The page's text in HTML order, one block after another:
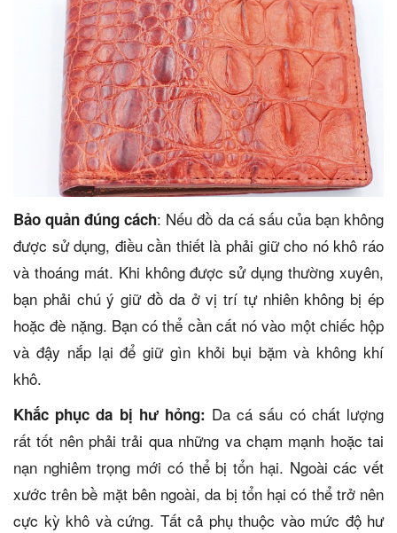
Bảo quản đúng cách: Nếu đồ da cá sấu của bạn không
được sử dụng, điều cần thiết là phải giữ cho nó khô ráo
và thoáng mát. Khi không được sử dụng thường xuyên,
bạn phải chú ý giữ đồ da ở vị trí tự nhiên không bị ép
hoặc đè nặng. Bạn có thể cần cất nó vào một chiếc hộp
và đậy nắp lại để giữ gìn khỏi bụi bặm và không khí
khô.
Khắc phục da bị hư hỏng: Da cá sấu có chất lượng
rất tốt nên phải trải qua những va chạm mạnh hoặc tai
nạn nghiêm trọng mới có thể bị tổn hại. Ngoài các vết
xước trên bề mặt bên ngoài, da bị tổn hại có thể trở nên
cực kỳ khô và cứng. Tất cả phụ thuộc vào mức độ hư